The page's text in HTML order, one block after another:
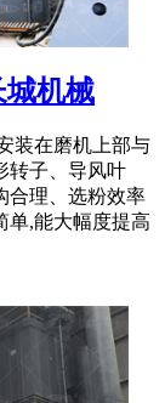
城机械
装在磨机上部与
转子、导风叶
合理、选粉效率
单,能大幅度提高